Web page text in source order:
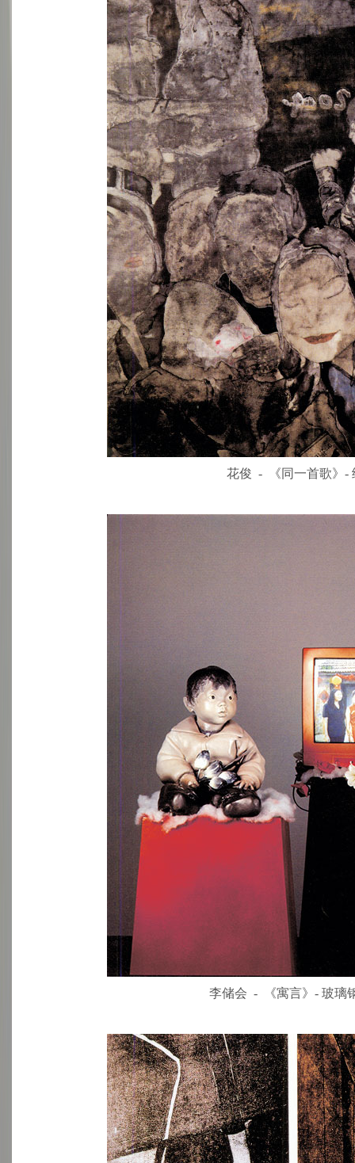
花俊 - 《同一首歌》-
李储会 - 《寓言》- 玻璃